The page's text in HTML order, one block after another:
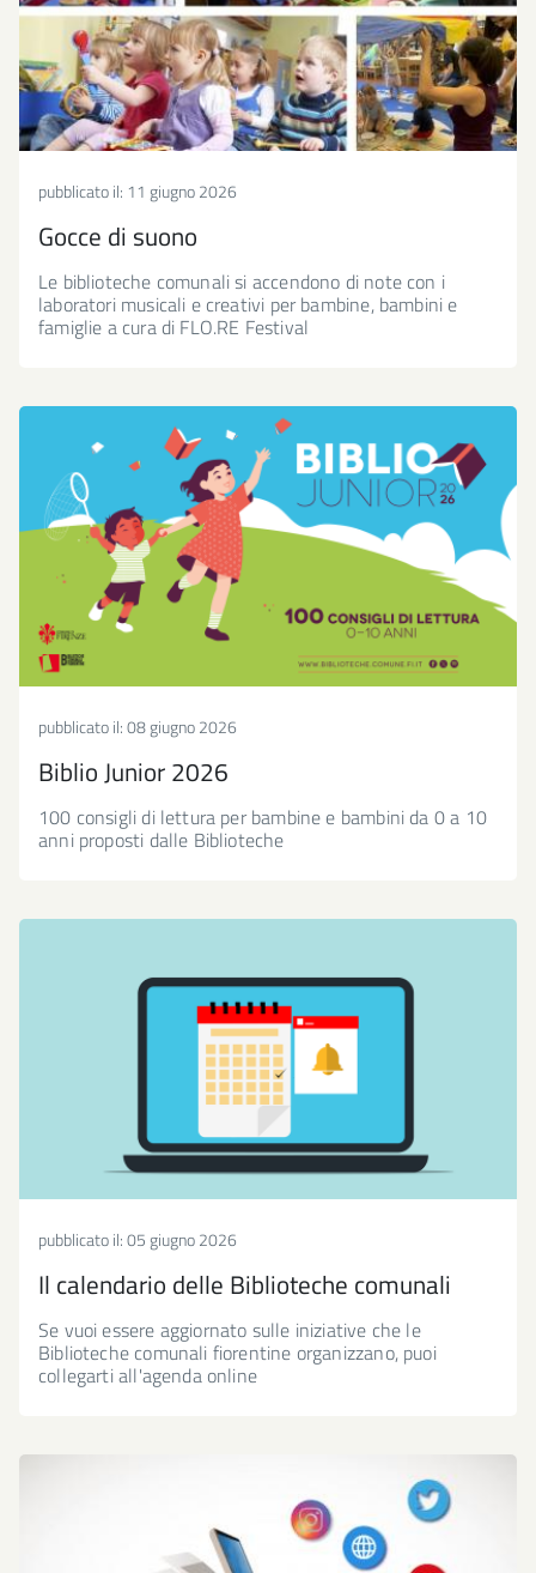
pubblicato il: 11 giugno 2026
Gocce di suono
Le biblioteche comunali si accendono di note con i
laboratori musicali e creativi per bambine, bambini e
famiglie a cura di FLO.RE Festival
pubblicato il:08 giugno 2026
Biblio Junior 2026
100 consigli di lettura per bambine e bambini da 0 a 10
anni proposti dalle Biblioteche
pubblicato il:05 giugno 2026
Il calendario delle Biblioteche comunali
Se vuoi essere aggiornato sulle iniziative che le
Biblioteche comunali fiorentine organizzano, puoi
collegarti all'agenda online